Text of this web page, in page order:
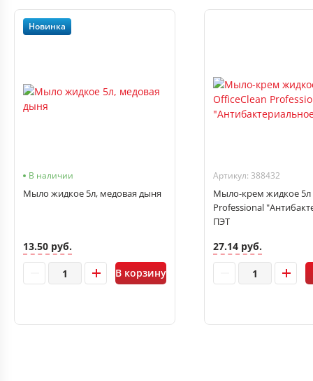
Новинка
В наличии
Мыло жидкое 5л, медовая дыня
13.50 руб.
В корзину
Артикул: 388432
Мыло-крем жидкое 5л
Professional
ПЭТ
27.14 руб.